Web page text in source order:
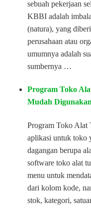
sebuah pekerjaan
KBBI adalah
(natura), yang
perusahaan atau
umumnya adalah
sumbernya …
Program Toko
Mudah
Program Toko Alat
aplikasi untuk toko
dagangan berupa
software toko alat
menu untuk
dari kolom kode,
stok, kategori,